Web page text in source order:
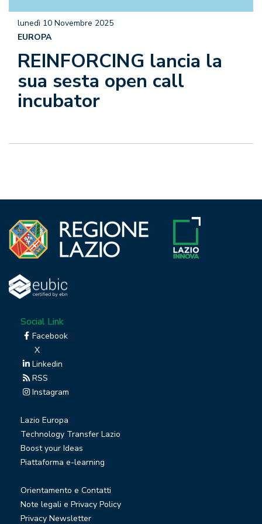
REINFORCING lancia la
sua sesta open call
incubator
lunedì 10 Novembre 2025
EUROPA
Social Link
Facebook
X
Linkedin
RSS
Instagram
Lazio Europa
Technology Transfer Lazio
Boost your Ideas
Piattaforma e-learning
Orientamento e Contatti
Note legali e Privacy Policy
Privacy Newsletter